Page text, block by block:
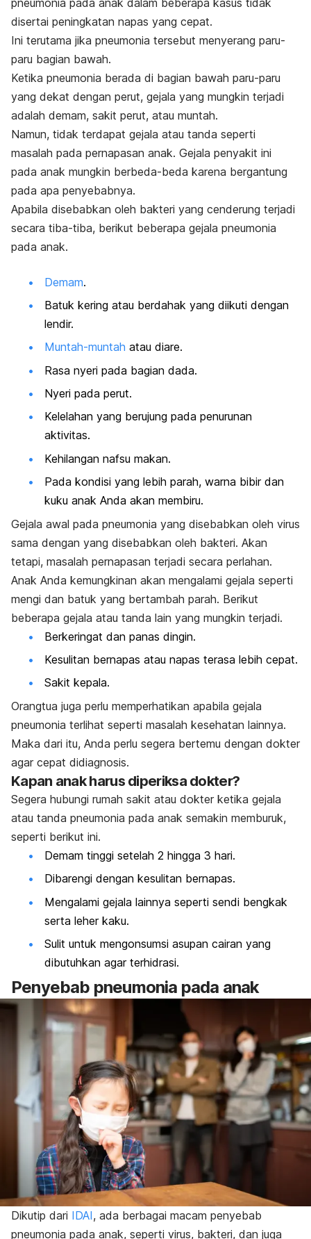
disertai peningkatan napas yang cepat.
Ini terutama jika pneumonia tersebut menyerang paru-
paru bagian bawah.
Ketika pneumonia berada di bagian bawah paru-paru
yang dekat dengan perut, gejala yang mungkin terjadi
adalah demam, sakit perut, atau muntah.
Namun, tidak terdapat gejala atau tanda seperti
masalah pada pernapasan anak. Gejala penyakit ini
pada anak mungkin berbeda-beda karena bergantung
pada apa penyebabnya.
Apabila disebabkan oleh bakteri yang cenderung terjadi
secara tiba-tiba, berikut beberapa gejala pneumonia
pada anak.
Demam.
Batuk kering atau berdahak yang diikuti dengan
lendir.
Muntah-muntah atau diare.
Rasa nyeri pada bagian dada.
Nyeri pada perut.
Kelelahan yang berujung pada penurunan
aktivitas.
Kehilangan nafsu makan.
Pada kondisi yang lebih parah, warna bibir dan
kuku anak Anda akan membiru.
Gejala awal pada pneumonia yang disebabkan oleh virus
sama dengan yang disebabkan oleh bakteri. Akan
tetapi, masalah pernapasan terjadi secara perlahan.
Anak Anda kemungkinan akan mengalami gejala seperti
mengi dan batuk yang bertambah parah. Berikut
beberapa gejala atau tanda lain yang mungkin terjadi.
Berkeringat dan panas dingin.
Kesulitan bernapas atau napas terasa lebih cepat.
Sakit kepala.
Orangtua juga perlu memperhatikan apabila gejala
pneumonia terlihat seperti masalah kesehatan lainnya.
Maka dari itu, Anda perlu segera bertemu dengan dokter
agar cepat didiagnosis.
Kapan anak harus diperiksa dokter?
Segera hubungi rumah sakit atau dokter ketika gejala
atau tanda pneumonia pada anak semakin memburuk,
seperti berikut ini.
Demam tinggi setelah 2 hingga 3 hari.
Dibarengi dengan kesulitan bernapas.
Mengalami gejala lainnya seperti sendi bengkak
serta leher kaku.
Sulit untuk mengonsumsi asupan cairan yang
dibutuhkan agar terhidrasi.
Penyebab pneumonia pada anak
Dikutip dari IDAI, ada berbagai macam penyebab
pneumonia pada anak, seperti virus, bakteri, dan juga